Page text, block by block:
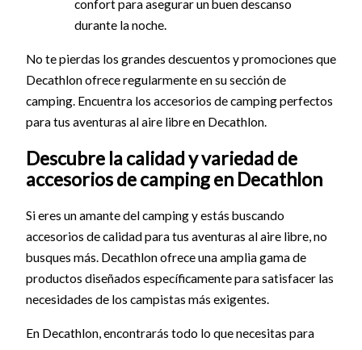
confort para asegurar un buen descanso
durante la noche.
No te pierdas los grandes descuentos y promociones que
Decathlon ofrece regularmente en su sección de
camping. Encuentra los accesorios de camping perfectos
para tus aventuras al aire libre en Decathlon.
Descubre la calidad y variedad de
accesorios de camping en Decathlon
Si eres un amante del camping y estás buscando
accesorios de calidad para tus aventuras al aire libre, no
busques más. Decathlon ofrece una amplia gama de
productos diseñados específicamente para satisfacer las
necesidades de los campistas más exigentes.
En Decathlon, encontrarás todo lo que necesitas para